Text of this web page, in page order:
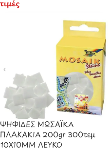
τιμές
ΨΗΦΙΔΕΣ ΜΩΣΑΪΚΑ
ΠΛΑΚΑΚΙΑ 200gr 300τεμ
10X10MM ΛΕΥΚΟ